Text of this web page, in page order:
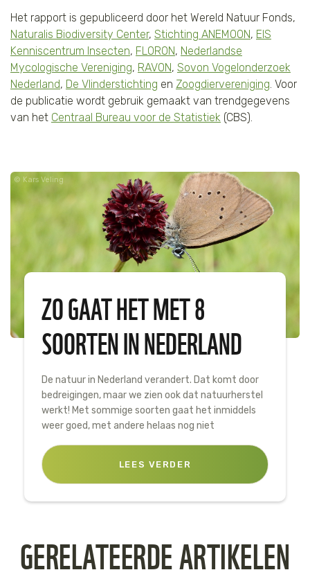
Het rapport is gepubliceerd door het Wereld Natuur Fonds,
Naturalis Biodiversity Center, Stichting ANEMOON, EIS
Kenniscentrum Insecten, FLORON, Nederlandse
Mycologische Vereniging, RAVON, Sovon Vogelonderzoek
Nederland, De Vlinderstichting en Zoogdiervereniging. Voor
de publicatie wordt gebruik gemaakt van trendgegevens
van het Centraal Bureau voor de Statistiek (CBS).
Kars Veling
ZO GAAT HET MET 8
SOORTEN IN NEDERLAND
De natuur in Nederland verandert. Dat komt door
bedreigingen, maar we zien ook dat natuurherstel
werkt! Met sommige soorten gaat het inmiddels
weer goed, met andere helaas nog niet
LEES VERDER
GERELATEERDE ARTIKELEN